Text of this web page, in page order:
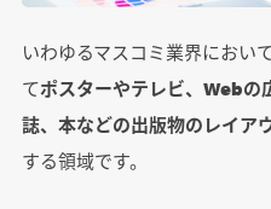
いわゆるマスコミ業界におい
てポスターやテレビ、Webの
誌、本などの出版物のレイア
する領域です。